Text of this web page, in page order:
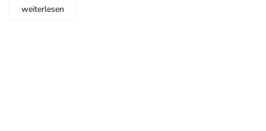
weiterlesen